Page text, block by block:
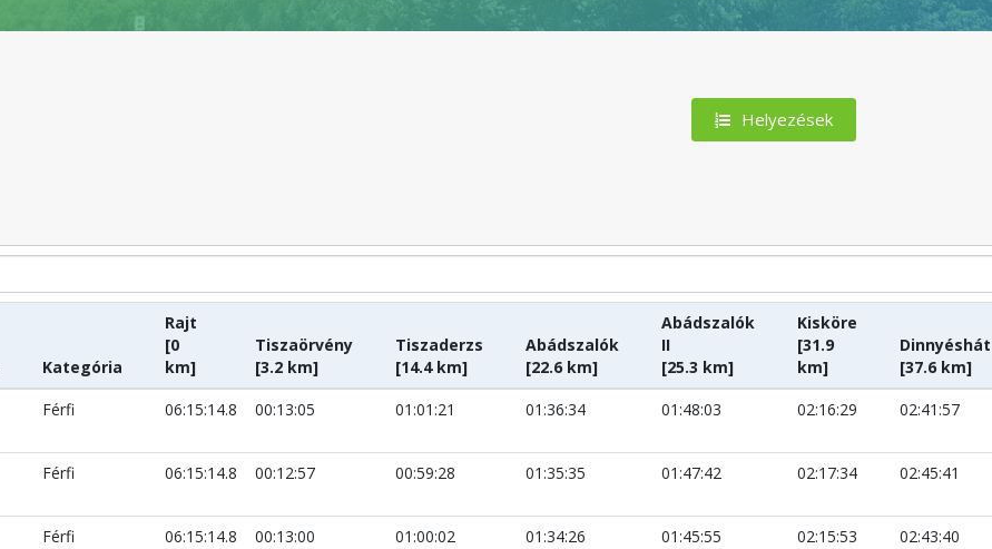
Helyezések
Kategória
Rajt
[0
km]
Tiszaörvény
[3.2 km]
Tiszaderzs
[14.4 km]
Abádszalók
[22.6 km]
Abádszalók
II
[25.3 km]
Kisköre
[31.9
km]
Dinnyéshát
[37.6 km]
Férfi 06:15:14.8 00:13:05 01:01:21 01:36:34 01:48:03 02:16:29 02:41:57
Férfi 06:15:14.8 00:12:57 00:59:28 01:35:35 01:47:42 02:17:34 02:45:41
Férfi 06:15:14.8 00:13:00 01:00:02 01:34:26 01:45:55 02:15:53
02:43:40